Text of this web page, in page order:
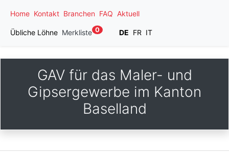
Home Kontakt Branchen FAQ Aktuell
Übliche Löhne Merkliste 0 DE FR IT
GAV für das Maler- und
Gipsergewerbe im Kanton
Baselland